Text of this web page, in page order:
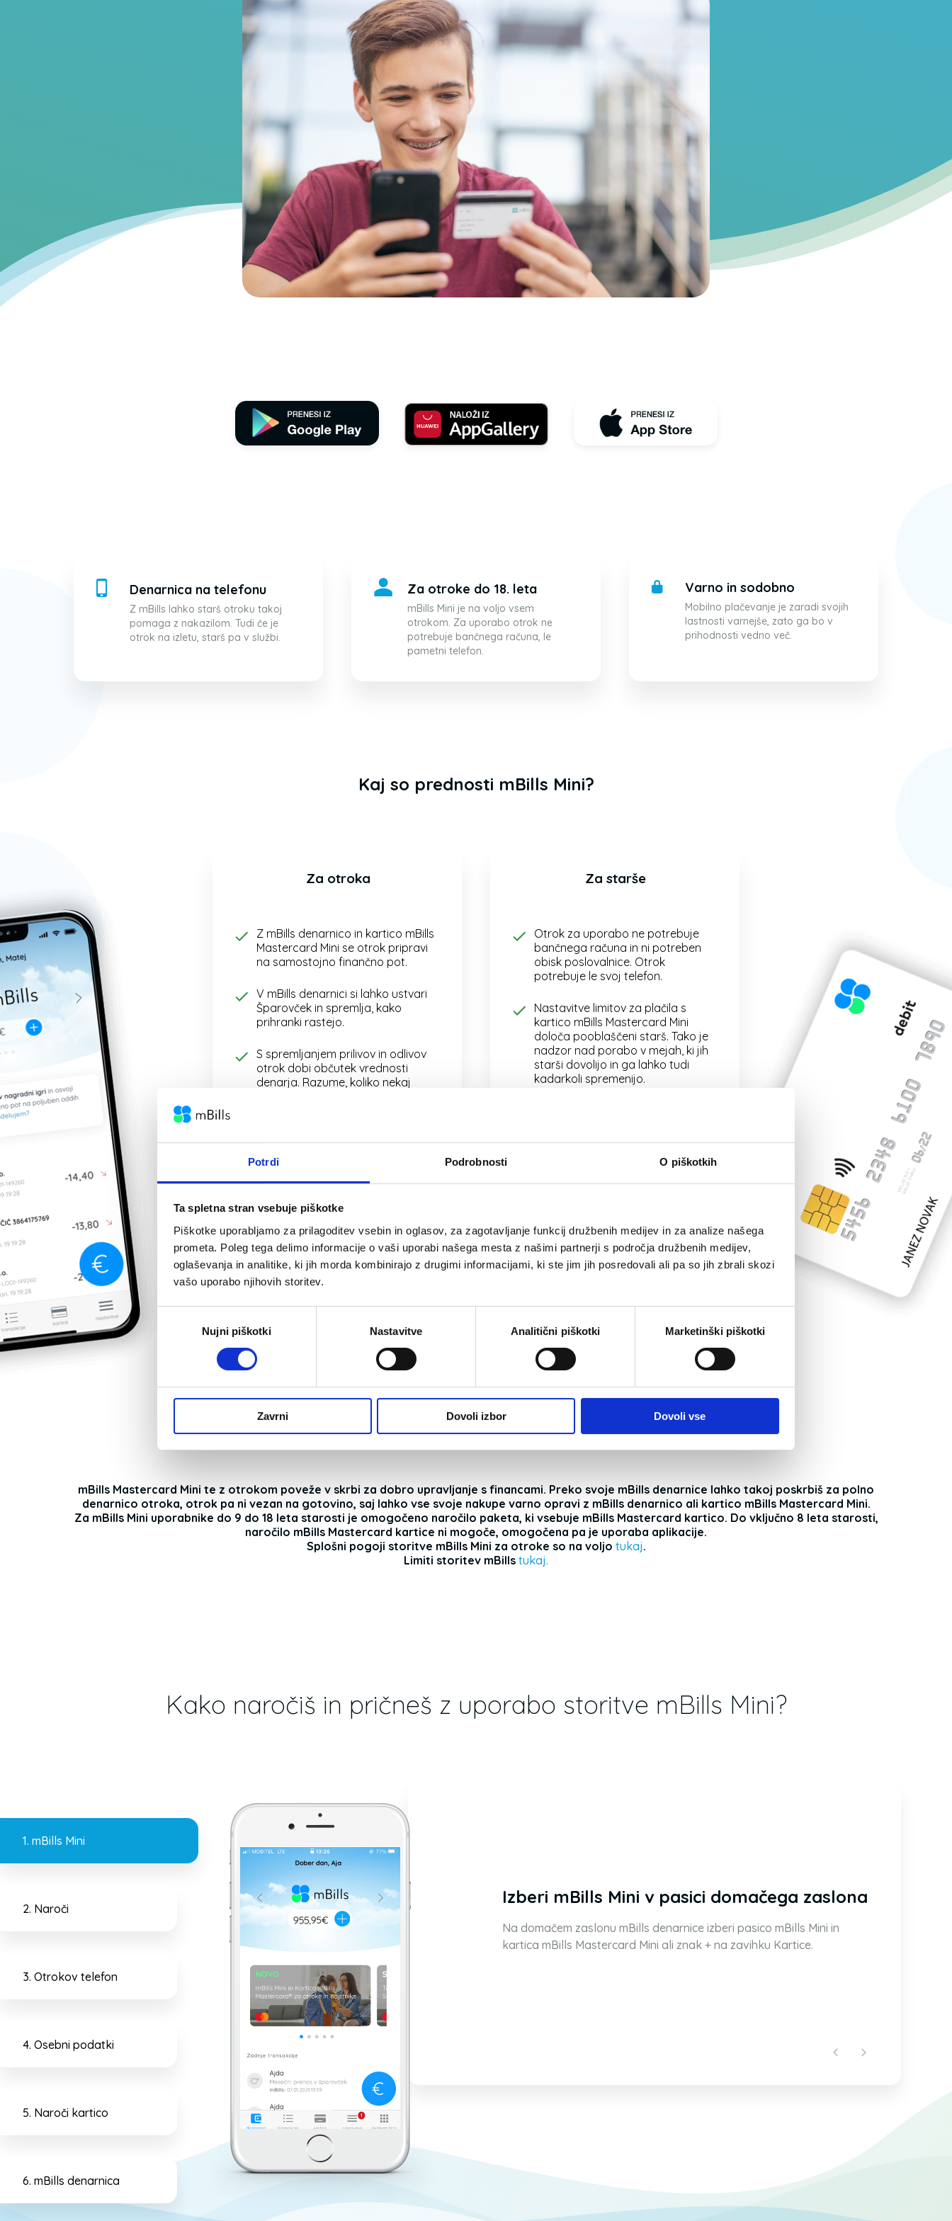
Potrdi Podrobnosti O piškotkih
Ta spletna stran vsebuje piškotke
Piškotke uporabljamo za prilagoditev vsebin in oglasov, za zagotavljanje funkcij družbenih medijev in za analize našega
prometa. Poleg tega delimo informacije o vaši uporabi našega mesta z našimi partnerji s področja družbenih medijev,
oglaševanja in analitike, ki jih morda kombinirajo z drugimi informacijami, ki ste jim jih posredovali ali pa so jih zbrali skozi
vašo uporabo njihovih storitev.
Nujni piškotki Nastavitve Analitični piškotki Marketinški piškotki
Zavrni Dovoli izbor Dovoli vse
Denarnica na telefonu
Z mBills lahko starš otroku takoj
pomaga z nakazilom. Tudi če je
otrok na izletu, starš pa v službi.
Za otroke do 18. leta
mBills Mini je na voljo vsem
otrokom. Za uporabo otrok ne
potrebuje bančnega računa, le
pametni telefon.
Varno in sodobno
Mobilno plačevanje je zaradi svojih
lastnosti varnejše, zato ga bo v
prihodnosti vedno več.
Kaj so prednosti mBills Mini?
Za otroka
Z mBills denarnico in kartico mBills
Mastercard Mini se otrok pripravi
na samostojno finančno pot.
V mBills denarnici si lahko ustvari
Šparovček in spremlja, kako
prihranki rastejo.
S spremljanjem prilivov in odlivov
otrok dobi občutek vrednosti
denarja. Razume, koliko nekaj
Otrok lahko starše s funkcijo “Pošlji
zahtevek” kadarkoli zaprosi za
žepnino, za denar na izletu ali
nemudoma rešijo iz zagate s
takojšnjim nakazilom v mBills.
Brezgotovinsko in brezstično
plačevanje je bolj varno, otroku pa
mBills Mastercard Mini omogoča
Za starše
Otrok za uporabo ne potrebuje
bančnega računa in ni potreben
obisk poslovalnice. Otrok
potrebuje le svoj telefon.
Nastavitve limitov za plačila s
kartico mBills Mastercard Mini
določa pooblaščeni starš. Tako je
nadzor nad porabo v mejah, ki jih
starši dovolijo in ga lahko tudi
kadarkoli spremenijo.
obveščen o tem, koliko in kje otrok
troši denar.
za izlet ali nujen nakup, s funkcijo
“Nakaži prijatelju” takoj nakažejo v
mBills denarnico. Nič več iskanja
gotovine in izgubljenih bankovcev.
kot otrok nemudoma blokirata
zlorabe.
mBills Mastercard Mini te z otrokom poveže v skrbi za dobro upravljanje s financami. Preko svoje mBills denarnice lahko takoj poskrbiš za polno
denarnico otroka, otrok pa ni vezan na gotovino, saj lahko vse svoje nakupe varno opravi z mBills denarnico ali kartico mBills Mastercard Mini.
Za mBills Mini uporabnike do 9 do 18 leta starosti je omogočeno naročilo paketa, ki vsebuje mBills Mastercard kartico. Do vključno 8 leta starosti,
naročilo mBills Mastercard kartice ni mogoče, omogočena pa je uporaba aplikacije.
Splošni pogoji storitve mBills Mini za otroke so na voljo tukaj.
Limiti storitev mBills tukaj.
Kako naročiš in pričneš z uporabo storitve mBills Mini?
1. mBills Mini
2. Naroči
3. Otrokov telefon
4. Osebni podatki
5. Naroči kartico
6. mBills denarnica
Otrok prenese mBills denarnico
Otrok si iz mobilne trgovine (Google Play, App Store ali Huawei
AppGallery) prenese mobilno denarnico mBills, se registrira s svojo
telefonsko številko in trimestno kodo, ki jo ob kreiranju podrejenega
profila starš prejme v svojo mBills denarnico.
Izberi mBills Mini v pasici domačega zaslona
Na domačem zaslonu mBills denarnice izberi pasico mBills Mini in
kartica mBills Mastercard Mini ali znak + na zavihku Kartice.